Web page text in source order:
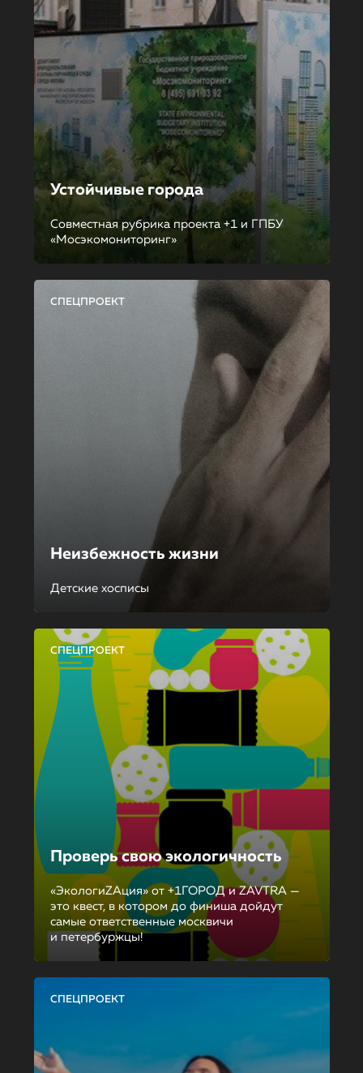
Устойчивые города
Совместная рубрика проекта +1 и ГПБУ
«Мосэкомониторинг»
СПЕЦПРОЕКТ
Неизбежность жизни
Детские хосписы
СПЕЦПРОЕКТ
Проверь свою экологичность
«ЭкологиZAция» от +1ГОРОД и ZAVTRA —
это квест, в котором до финиша дойдут
самые ответственные москвичи
и петербуржцы!
СПЕЦПРОЕКТ